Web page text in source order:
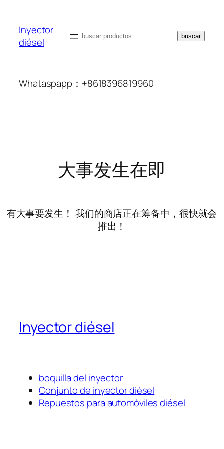
Inyector
diésel
搜
buscar
Whataspapp：+8618396819960
大事发生在即
有大事要发生！ 我们的商店正在筹备中，很快就会
推出！
Inyector diésel
boquilla del inyector
Conjunto de inyector diésel
Repuestos para automóviles diésel